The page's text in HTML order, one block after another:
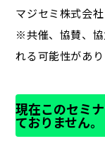
マジセミ株式会
※共催、協賛、協
れる可能性があり
現在このセミ
ておりません。